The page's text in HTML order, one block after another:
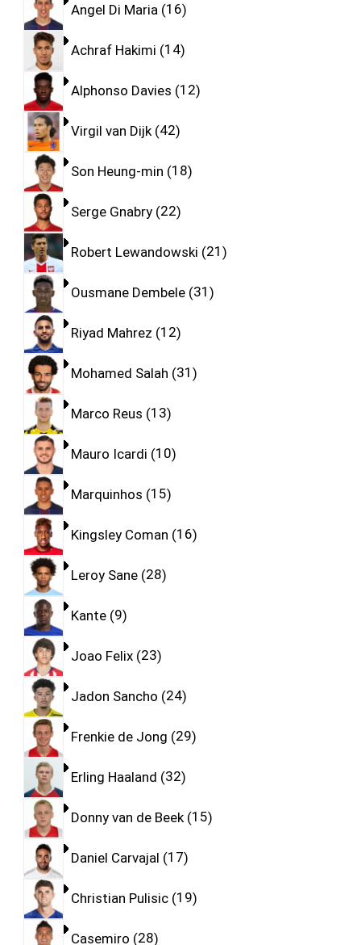
Angel Di Maria 16
Achraf Hakimi 14
Alphonso Davies 12
Virgil van Dijk 42
Son Heung-min 18
Serge Gnabry 22
Robert Lewandowski 21
Ousmane Dembele 31
Riyad Mahrez 12
Mohamed Salah 31
Marco Reus 13
Mauro Icardi 10
Marquinhos 15
Kingsley Coman 16
Leroy Sane 28
Kante 9
Joao Felix 23
Jadon Sancho 24
Frenkie de Jong 29
Erling Haaland 32
Donny van de Beek 15
Daniel Carvajal 17
Christian Pulisic 19
Casemiro 28